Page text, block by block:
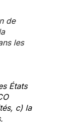
de
les
États
c) la